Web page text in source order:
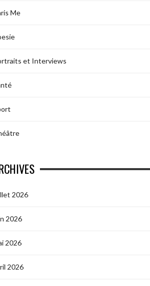
Me
et Interviews
2026
2026
2026
2026